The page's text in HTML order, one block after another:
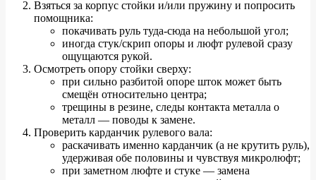
Взяться за корпус стойки и/или пружину и попросить
помощника:
покачивать руль туда‑сюда на небольшой угол;
иногда стук/скрип опоры и люфт рулевой сразу
ощущаются рукой.
Осмотреть опору стойки сверху:
при сильно разбитой опоре шток может быть
смещён относительно центра;
трещины в резине, следы контакта металла о
металл — поводы к замене.
Проверить карданчик рулевого вала:
раскачивать именно карданчик (а не крутить руль),
удерживая обе половины и чувствуя микролюфт;
при заметном люфте и стуке — замена